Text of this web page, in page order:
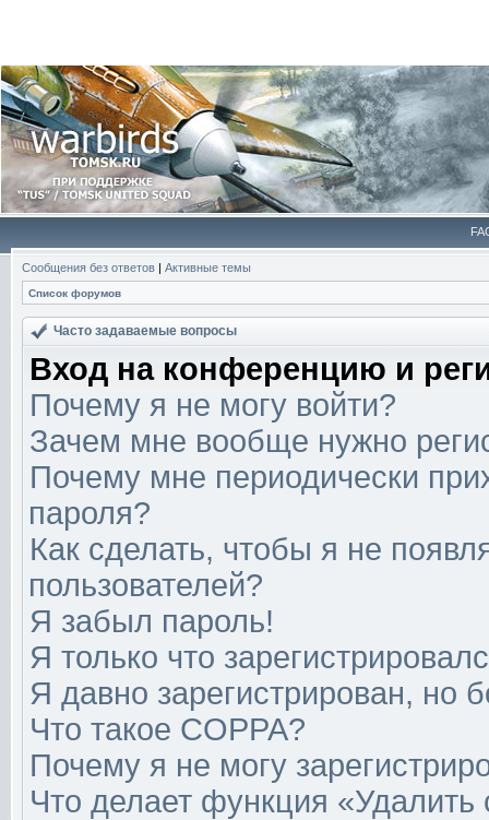
Сообщения без ответов | Активные темы
Список форумов
Часто задаваемые вопросы
Вход на конференцию и
Почему я не могу войти?
Зачем мне вообще нужно
Почему мне периодически
пароля?
Как сделать, чтобы я не
пользователей?
Я забыл пароль!
Я только что
Я давно зарегистрирован, но
Что такое COPPA?
Почему я не могу
Что делает функция